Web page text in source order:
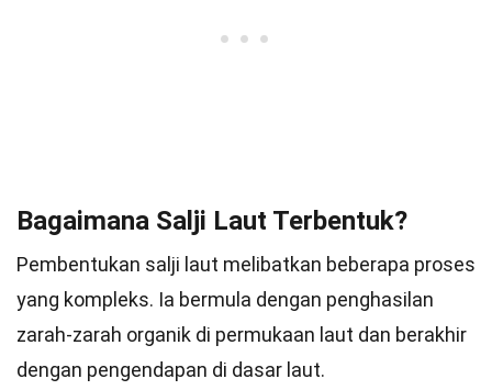
Bagaimana Salji Laut Terbentuk?
Pembentukan salji laut melibatkan beberapa proses
yang kompleks. Ia bermula dengan penghasilan
zarah-zarah organik di permukaan laut dan berakhir
dengan pengendapan di dasar laut.